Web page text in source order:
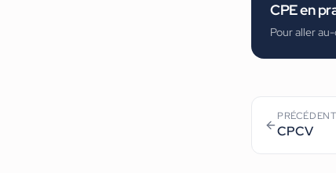
CPEen
Pour aller
PRÉCÉDENT
CPCV